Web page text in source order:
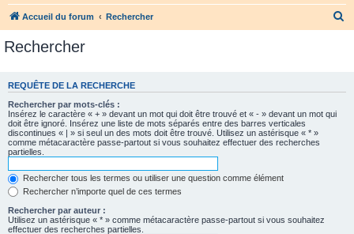
Accueil du forum Rechercher
e
Rechercher
REQUÊTE DE LA RECHERCHE
Rechercher par mots-clés :
Insérez le caractère « + » devant un mot qui doit être trouvé et « - » devant un mot qui
doit être ignoré. Insérez une liste de mots séparés entre des barres verticales
discontinues « | » si seul un des mots doit être trouvé. Utilisez un astérisque « * »
comme métacaractère passe-partout si vous souhaitez effectuer des recherches
partielles.
Rechercher tous les termes ou utiliser une question comme élément
Rechercher n’importe quel de ces termes
Rechercher par auteur :
Utilisez un astérisque « * » comme métacaractère passe-partout si vous souhaitez
effectuer des recherches partielles.